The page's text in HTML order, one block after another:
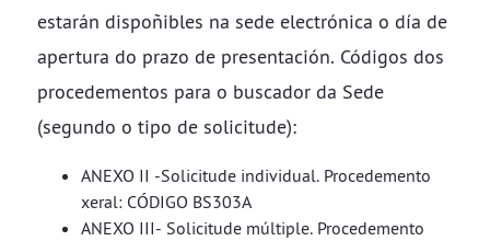
estarán dispoñibles na sede electrónica o día de
apertura do prazo de presentación. Códigos dos
procedementos para o buscador da Sede
(segundo o tipo de solicitude):
ANEXO II -Solicitude individual. Procedemento
xeral: CÓDIGO BS303A
ANEXO III- Solicitude múltiple. Procedemento